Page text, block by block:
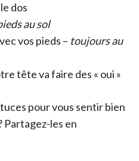
dos
au sol
vos pieds – toujours au
tête va faire des « oui »
pour vous sentir bien
Partagez-les en